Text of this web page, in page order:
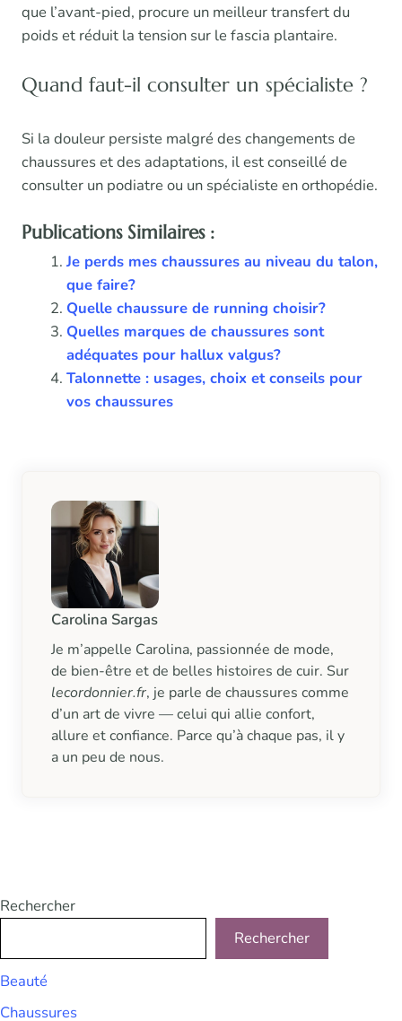
que l’avant-pied, procure un meilleur transfert du
poids et réduit la tension sur le fascia plantaire.
Quand faut-il consulter un spécialiste ?
Si la douleur persiste malgré des changements de
chaussures et des adaptations, il est conseillé de
consulter un podiatre ou un spécialiste en orthopédie.
Publications Similaires :
Je perds mes chaussures au niveau du talon,
que faire?
Quelle chaussure de running choisir?
Quelles marques de chaussures sont
adéquates pour hallux valgus?
Talonnette : usages, choix et conseils pour
vos chaussures
Carolina Sargas
Je m’appelle Carolina, passionnée de mode,
de bien-être et de belles histoires de cuir. Sur
lecordonnier.fr, je parle de chaussures comme
d’un art de vivre — celui qui allie confort,
allure et confiance. Parce qu’à chaque pas, il y
a un peu de nous.
Rechercher
Rechercher
Beauté
Chaussures